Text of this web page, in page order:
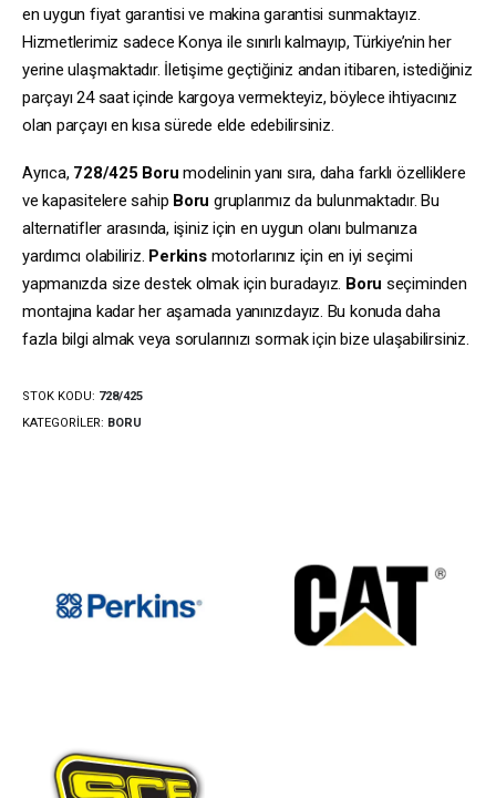
en uygun fiyat garantisi ve makina garantisi sunmaktayız.
Hizmetlerimiz sadece Konya ile sınırlı kalmayıp, Türkiye’nin her
yerine ulaşmaktadır. İletişime geçtiğiniz andan itibaren, istediğiniz
parçayı 24 saat içinde kargoya vermekteyiz, böylece ihtiyacınız
olan parçayı en kısa sürede elde edebilirsiniz.
Ayrıca, 728/425 Boru modelinin yanı sıra, daha farklı özelliklere
ve kapasitelere sahip Boru gruplarımız da bulunmaktadır. Bu
alternatifler arasında, işiniz için en uygun olanı bulmanıza
yardımcı olabiliriz. Perkinsmotorlarınız için en iyi seçimi
yapmanızda size destek olmak için buradayız. Boru seçiminden
montajına kadar her aşamada yanınızdayız. Bu konuda daha
fazla bilgi almak veya sorularınızı sormak için bize ulaşabilirsiniz.
STOK KODU: 728/425
KATEGORILER: BORU